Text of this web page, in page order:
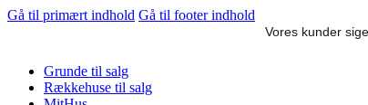
Gå til primært indhold Gå til footer indhold
Grunde til salg
Rækkehuse til salg